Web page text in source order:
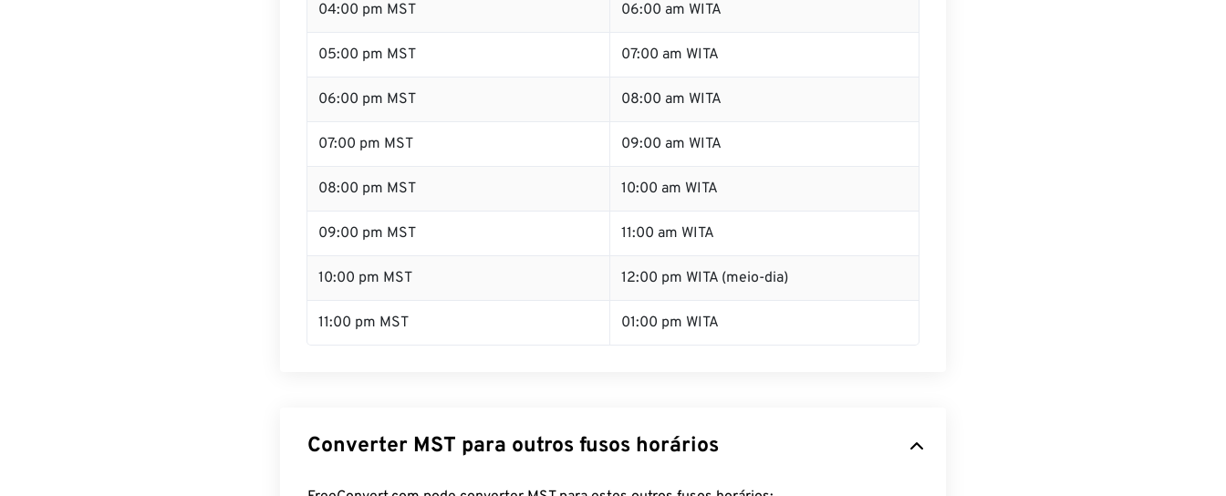
04:00 pm MST 06:00 am WITA
05:00 pm MST 07:00 am WITA
06:00 pm MST 08:00 am WITA
07:00 pm MST 09:00 am WITA
08:00 pm MST 10:00 am WITA
09:00 pm MST 11:00 am WITA
10:00 pm MST 12:00 pm WITA (meio-dia)
11:00 pm MST 01:00 pm WITA
Converter MST para outros fusos horários